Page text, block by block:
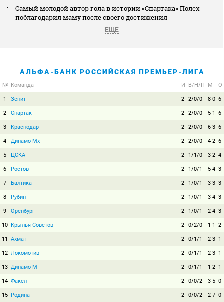
Самый молодой автор гола в истории «Спартака» Полех
поблагодарил маму после своего достижения
ЕЩЕ
АЛЬФА-БАНК РОССИЙСКАЯ ПРЕМЬЕР-ЛИГА
№ Команда И В/Н/П М О
1 Зенит 2 2/0/0 8-0 6
2 Спартак 2 2/0/0 5-1 6
3 Краснодар 2 2/0/0 6-3 6
4 Динамо Мх 2 2/0/0 4-2 6
5 ЦСКА 2 1/1/0 3-2 4
6 Ростов 2 1/0/1 5-4 3
7 Балтика 2 1/0/1 3-3 3
8 Рубин 2 1/0/1 3-4 3
9 Оренбург 2 1/0/1 2-4 3
10 Крылья Советов 2 0/2/0 1-1 2
11 Ахмат 2 0/1/1 2-3 1
12 Локомотив 2 0/1/1 2-3 1
13 Динамо М 2 0/1/1 1-2 1
14 Факел 2 0/0/2 3-5 0
15 Родина 2 0/0/2 2-7 0